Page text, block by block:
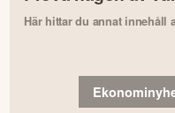
Här hittar du annat innehåll